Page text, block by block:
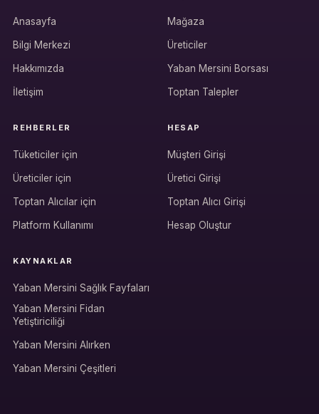
Hesabına giriş yap
Üretici / çiftçi paneli
Anasayfa
Bilgi Merkezi
Hakkımızda
İletişim
Mağaza
Üreticiler
Yaban Mersini Borsası
Toptan Talepler
REHBERLER
Tüketiciler için
Üreticiler için
Toptan Alıcılar için
Platform Kullanımı
HESAP
Müşteri Girişi
Üretici Girişi
Toptan Alıcı Girişi
Hesap Oluştur
KAYNAKLAR
Yaban Mersini Sağlık Fayfaları
Yaban Mersini Fidan
Yetiştiriciliği
Yaban Mersini Alırken
Yaban Mersini Çeşitleri